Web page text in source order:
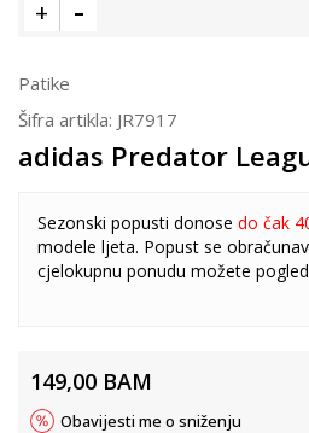
Patike
Šifra artikla: JR7917
adidas Predator
Sezonski popusti donose do čak
modele ljeta. Popust se
cjelokupnu ponudu možete
149,00 BAM
Obavijesti me o sniženju